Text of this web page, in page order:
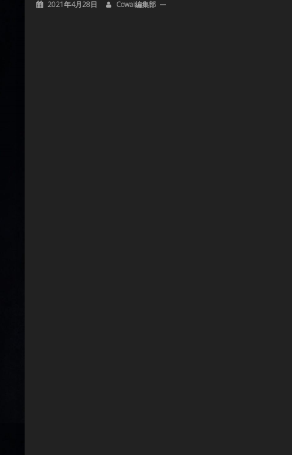
2021年4月28日 Cowai編集部